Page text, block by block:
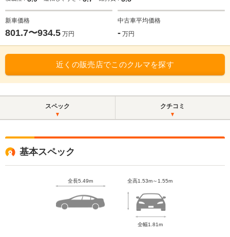
新車価格
801.7〜934.5 万円
中古車平均価格
- 万円
近くの販売店でこのクルマを探す
スペック クチコミ
基本スペック
全長5.49m 全高1.53m～1.55m
全幅1.81m